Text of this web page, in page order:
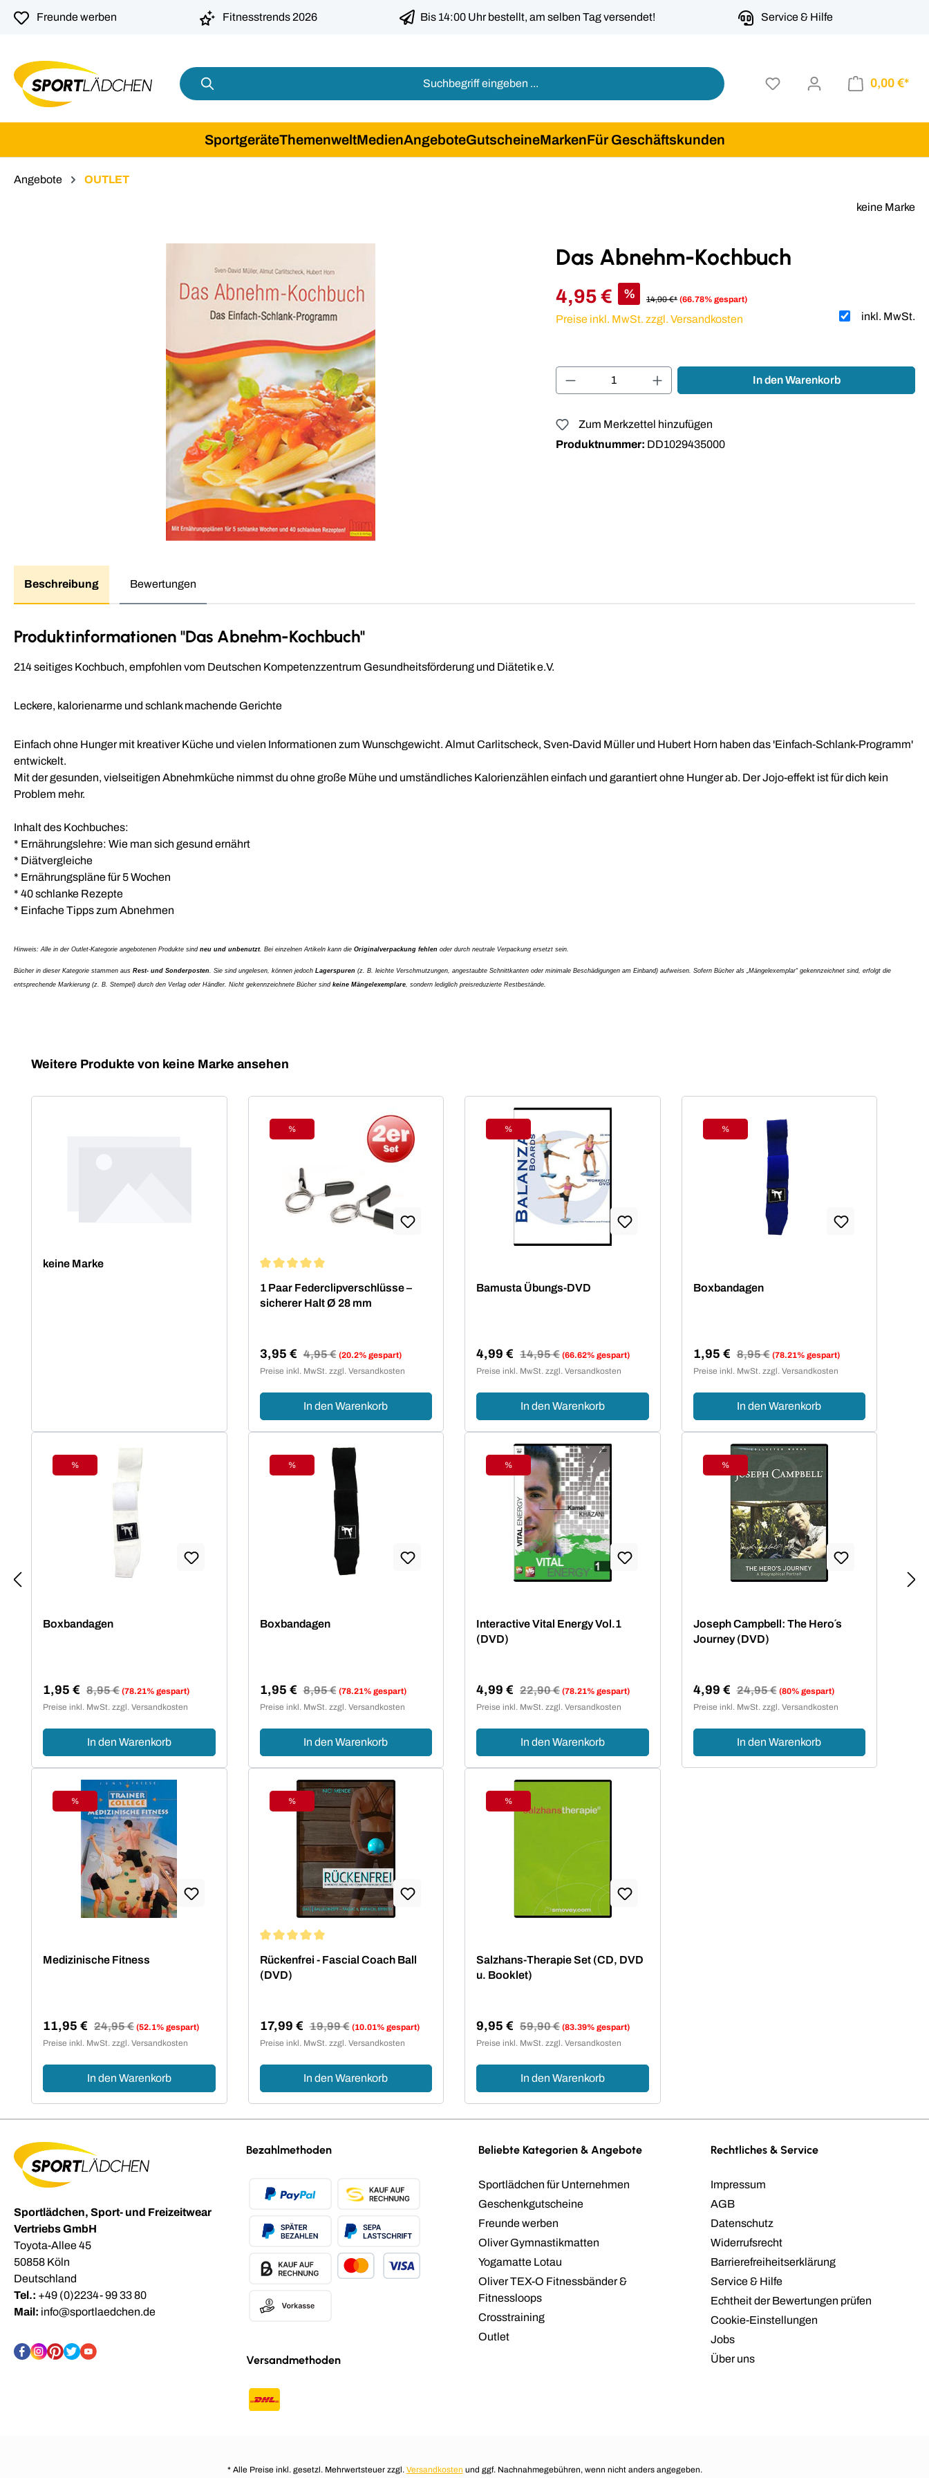
Zur Hauptnavigation springen
Freunde werben Fitnesstrends 2026 Bis 14:00 Uhr bestellt, am selben Tag versendet! Service & Hilfe
0,00 €*
SportgeräteThemenweltMedienAngeboteGutscheineMarkenFür Geschäftskunden
Angebote OUTLET
keine Marke
Das Abnehm-Kochbuch
4,95 € % 14,90 €* (66.78% gespart)
inkl. MwSt.
Preise inkl. MwSt. zzgl. Versandkosten
Produkt Anzahl: Gib den gewünschten Wert ein
In den Warenkorb
Zum Merkzettel hinzufügen
Produktnummer: DD1029435000
Beschreibung Bewertungen
Produktinformationen "Das Abnehm-Kochbuch"
214 seitiges Kochbuch, empfohlen vom Deutschen Kompetenzzentrum Gesundheitsförderung und Diätetik e.V.
Leckere, kalorienarme und schlank machende Gerichte
Einfach ohne Hunger mit kreativer Küche und vielen Informationen zum Wunschgewicht. Almut Carlitscheck, Sven-David Müller und Hubert Horn haben das 'Einfach-Schlank-Programm'
entwickelt.
Mit der gesunden, vielseitigen Abnehmküche nimmst du ohne große Mühe und umständliches Kalorienzählen einfach und garantiert ohne Hunger ab. Der Jojo-effekt ist für dich kein
Problem mehr.
Inhalt des Kochbuches:
* Ernährungslehre: Wie man sich gesund ernährt
* Diätvergleiche
* Ernährungspläne für 5 Wochen
* 40 schlanke Rezepte
* Einfache Tipps zum Abnehmen
Hinweis: Alle in der Outlet-Kategorie angebotenen Produkte sind neu und unbenutzt. Bei einzelnen Artikeln kann die Originalverpackung fehlen oder durch neutrale Verpackung ersetzt sein.
Bücher in dieser Kategorie stammen aus Rest- und Sonderposten . Sie sind ungelesen, können jedoch Lagerspuren (z. B. leichte Verschmutzungen, angestaubte Schnittkanten oder minimale Beschädigungen am Einband) aufweisen. Sofern Bücher als „Mängelexemplar“ gekennzeichnet sind, erfolgt die
entsprechende Markierung (z. B. Stempel) durch den Verlag oder Händler. Nicht gekennzeichnete Bücher sind keine Mängelexemplare , sondern lediglich preisreduzierte Restbestände.
Produktgalerie überspringen
Weitere Produkte von keine Marke ansehen
keine Marke
Rabatt
%
1 Paar Federclipverschlüsse –
sicherer Halt Ø 28 mm
Verkaufspreis:
3,95 € Regulärer Preis:
4,95 € (20.2% gespart)
Preise inkl. MwSt. zzgl. Versandkosten
In den Warenkorb
Rabatt
%
Bamusta Übungs-DVD
Verkaufspreis:
4,99 € Regulärer Preis:
14,95 € (66.62% gespart)
Preise inkl. MwSt. zzgl. Versandkosten
In den Warenkorb
Rabatt
%
Boxbandagen
Verkaufspreis:
1,95 € Regulärer Preis:
8,95 € (78.21% gespart)
Preise inkl. MwSt. zzgl. Versandkosten
In den Warenkorb
Rabatt
%
Boxbandagen
Verkaufspreis:
1,95 € Regulärer Preis:
8,95 € (78.21% gespart)
Preise inkl. MwSt. zzgl. Versandkosten
In den Warenkorb
Rabatt
%
Boxbandagen
Verkaufspreis:
1,95 € Regulärer Preis:
8,95 € (78.21% gespart)
Preise inkl. MwSt. zzgl. Versandkosten
In den Warenkorb
Rabatt
%
Interactive Vital Energy Vol.1
(DVD)
Verkaufspreis:
4,99 € Regulärer Preis:
22,90 € (78.21% gespart)
Preise inkl. MwSt. zzgl. Versandkosten
In den Warenkorb
Rabatt
%
Joseph Campbell: The Hero´s
Journey (DVD)
Verkaufspreis:
4,99 € Regulärer Preis:
24,95 € (80% gespart)
Preise inkl. MwSt. zzgl. Versandkosten
In den Warenkorb
Rabatt
%
Medizinische Fitness
Verkaufspreis:
11,95 € Regulärer Preis:
24,95 € (52.1% gespart)
Preise inkl. MwSt. zzgl. Versandkosten
In den Warenkorb
Rabatt
%
Rückenfrei - Fascial Coach Ball
(DVD)
Verkaufspreis:
17,99 € Regulärer Preis:
19,99 € (10.01% gespart)
Preise inkl. MwSt. zzgl. Versandkosten
In den Warenkorb
Rabatt
%
Salzhans-Therapie Set (CD, DVD
u. Booklet)
Verkaufspreis:
9,95 € Regulärer Preis:
59,90 € (83.39% gespart)
Preise inkl. MwSt. zzgl. Versandkosten
In den Warenkorb
Sportlädchen, Sport- und Freizeitwear
Vertriebs GmbH
Toyota-Allee 45
50858 Köln
Deutschland
Tel.: +49 (0)2234- 99 33 80
Mail: info@sportlaedchen.de
Bezahlmethoden
Versandmethoden
Beliebte Kategorien & Angebote
Sportlädchen für Unternehmen
Geschenkgutscheine
Freunde werben
Oliver Gymnastikmatten
Yogamatte Lotau
Oliver TEX-O Fitnessbänder &
Fitnessloops
Crosstraining
Outlet
Rechtliches & Service
Impressum
AGB
Datenschutz
Widerrufsrecht
Barrierefreiheitserklärung
Service & Hilfe
Echtheit der Bewertungen prüfen
Cookie-Einstellungen
Jobs
Über uns
* Alle Preise inkl. gesetzl. Mehrwertsteuer zzgl. Versandkosten und ggf. Nachnahmegebühren, wenn nicht anders angegeben.